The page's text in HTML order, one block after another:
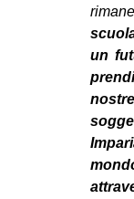
un